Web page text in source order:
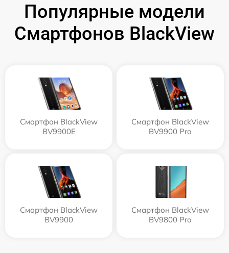
Популярные модели
Смартфонов BlackView
Смартфон BlackView
BV9900E
Смартфон BlackView
BV9900 Pro
Смартфон BlackView
BV9900
Смартфон BlackView
BV9800 Pro